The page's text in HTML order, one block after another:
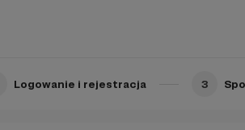
Logowanie i rejestracja 3